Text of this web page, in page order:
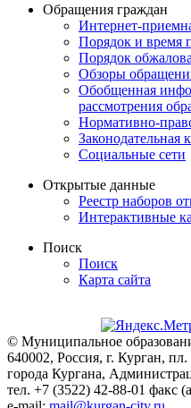
Обращения граждан
Интернет-
Порядок и время
Порядок
Обзоры
Обобщенная
рассмотрения
Нормативно-
Законодательная
Социальные сети
Открытые данные
Реестр наборов
Интерактивные
Поиск
Поиск
Карта сайта
© Муниципальное
640002, Россия, г. Курган,
города Кургана,
тел. +7 (3522) 42-88-01 факс